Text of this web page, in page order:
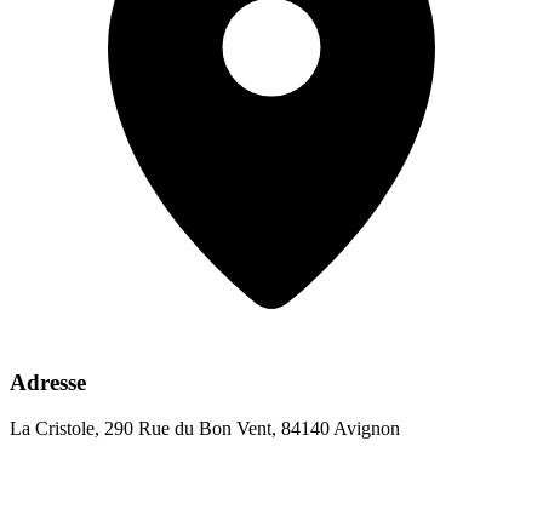
Adresse
La Cristole, 290 Rue du Bon Vent, 84140 Avignon